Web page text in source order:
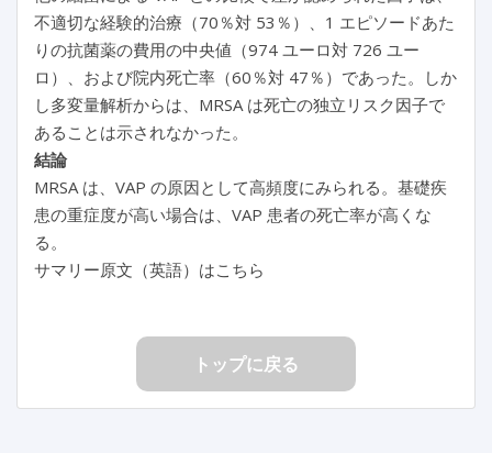
不適切な経験的治療（70％対 53％）、1 エピソードあた
りの抗菌薬の費用の中央値（974 ユーロ対 726 ユー
ロ）、および院内死亡率（60％対 47％）であった。しか
し多変量解析からは、MRSA は死亡の独立リスク因子で
あることは示されなかった。
結論
MRSA は、VAP の原因として高頻度にみられる。基礎疾
患の重症度が高い場合は、VAP 患者の死亡率が高くな
る。
サマリー原文（英語）はこちら
トップに戻る